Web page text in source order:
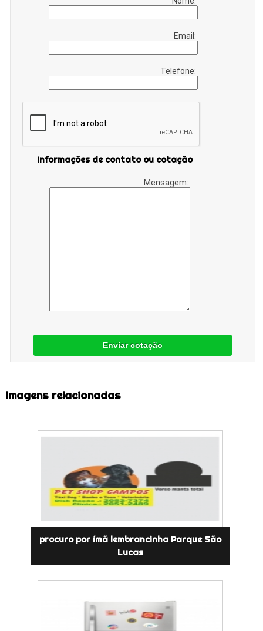
Email:
Telefone:
Informações de contato ou cotação
Mensagem:
Enviar cotação
Imagens relacionadas
procuro por ímã lembrancinha Parque São
Lucas